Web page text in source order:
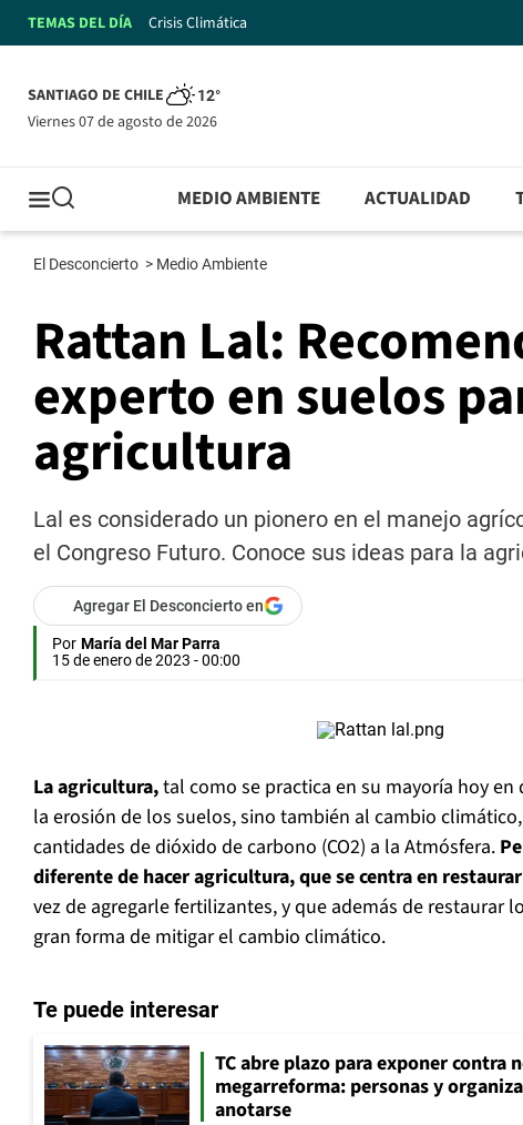
TEMAS DEL DÍA Crisis Climática
SANTIAGO DE CHILE 12°
viernes 07 de agosto de 2026
MEDIO AMBIENTE ACTUALIDAD
El Desconcierto > Medio Ambiente
Rattan Lal:
experto en suelos
agricultura
Lal es considerado un pionero en el manejo
el Congreso Futuro. Conoce sus ideas para la
Agregar El Desconcierto en
Por María del Mar Parra
15 de enero de 2023 - 00:00
La agricultura,tal como se practica en su mayoría hoy
la erosión de los suelos, sino también al cambio
cantidades de dióxido de carbono (CO2) a la Atmósfera.
diferente de hacer agricultura, que se centra en
vez de agregarle fertilizantes, y que además de restaurar
gran forma de mitigar el cambio climático.
Te puede interesar
TC abre plazo para exponer contra
megarreforma: personas y
anotarse